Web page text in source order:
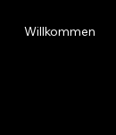
Willkommen